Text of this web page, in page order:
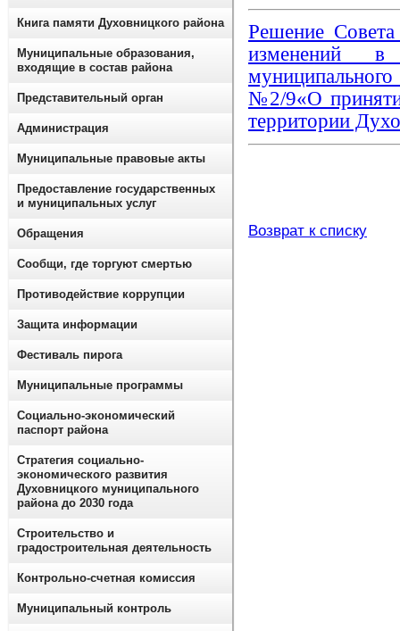
Решение
изменений в
№2/9«О
территории
Возврат к списку
Книга памяти Духовницкого района
Муниципальные образования,
входящие в состав района
Представительный орган
Администрация
Муниципальные правовые акты
Предоставление государственных
и муниципальных услуг
Обращения
Сообщи, где торгуют смертью
Противодействие коррупции
Защита информации
Фестиваль пирога
Муниципальные программы
Социально-экономический
паспорт района
Стратегия социально-
экономического развития
Духовницкого муниципального
района до 2030 года
Строительство и
градостроительная деятельность
Контрольно-счетная комиссия
Муниципальный контроль